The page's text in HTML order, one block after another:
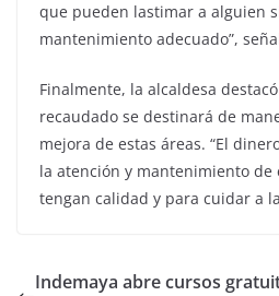
que pueden lastimar a alguien
mantenimiento adecuado”,
Finalmente, la alcaldesa
recaudado se destinará de
mejora de estas áreas. “El
la atención y mantenimiento de
tengan calidad y para cuidar a
Indemaya abre cursos